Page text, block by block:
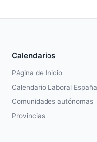
Calendarios
Página de Inicio
Calendario Laboral España
Comunidades autónomas
Provincias